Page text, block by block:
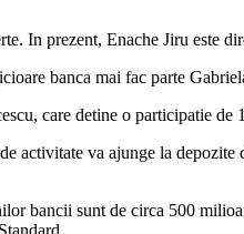
In prezent, Enache Jiru
banca mai fac parte
care detine o participatie de
va ajunge la
bancii sunt de circa 500